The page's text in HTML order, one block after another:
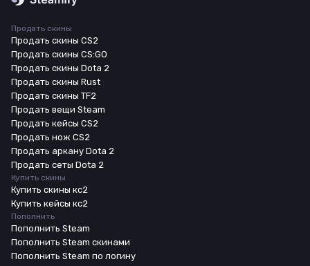
Продать скины
Продать скины CS2
Продать скины CS:GO
Продать скины Dota 2
Продать скины Rust
Продать скины TF2
Продать вещи Steam
Продать кейсы CS2
Продать нож CS2
Продать аркану Dota 2
Продать сеты Dota 2
Купить скины
Купить скины кс2
Купить кейсы кс2
Пополнить
Пополнить Steam
Пополнить Steam скинами
Пополнить Steam по логину